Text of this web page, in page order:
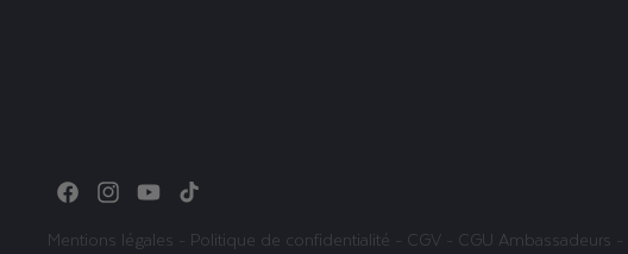
FacebookInstagramYouTubeTikTok
Mentions légales
Politique de confidentialité CGV CGU Ambassadeurs